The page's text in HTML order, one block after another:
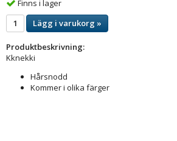
Finns i lager
Lägg i varukorg »
Produktbeskrivning:
Kknekki
Hårsnodd
Kommer i olika färger